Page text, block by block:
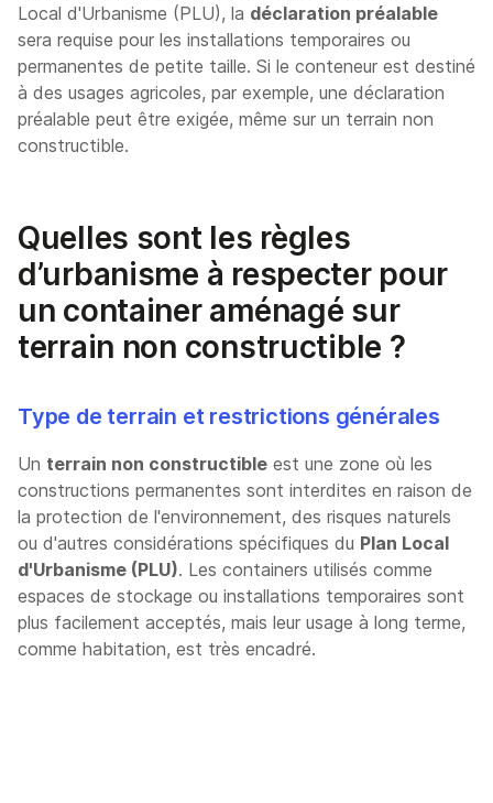
Local d'Urbanisme (PLU), la déclaration préalable
sera requise pour les installations temporaires ou
permanentes de petite taille. Si le conteneur est destiné
à des usages agricoles, par exemple, une déclaration
préalable peut être exigée, même sur un terrain non
constructible.
Quelles sont les règles
d’urbanisme à respecter pour
un container aménagé sur
terrain non constructible ?
Type de terrain et restrictions générales
Un terrain non constructible est une zone où les
constructions permanentes sont interdites en raison de
la protection de l'environnement, des risques naturels
ou d'autres considérations spécifiques du Plan Local
d'Urbanisme (PLU). Les containers utilisés comme
espaces de stockage ou installations temporaires sont
plus facilement acceptés, mais leur usage à long terme,
comme habitation, est très encadré.